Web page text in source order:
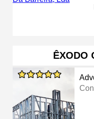
ÊXODO